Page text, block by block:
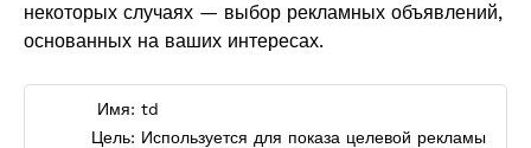
некоторых случаях — выбор рекламных объявлений,
основанных на ваших интересах.
Имя: td
Цель: Используется для показа целевой рекламы